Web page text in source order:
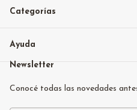
Categorías
Ayuda
Newsletter
Conocé todas las novedades